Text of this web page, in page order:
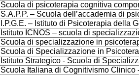
Scuola di psicoterapia cognitiva
S.A.P.P. – Scuola dell’accademia di
I.P.G.E. – Istituto di Psicoterapia della
Istituto ICNOS – scuola di
Scuola di specializzazione in
Scuola di Specializzazione in
Istituto Strategico - Scuola di
Scuola Italiana di Cognitivismo Clinico